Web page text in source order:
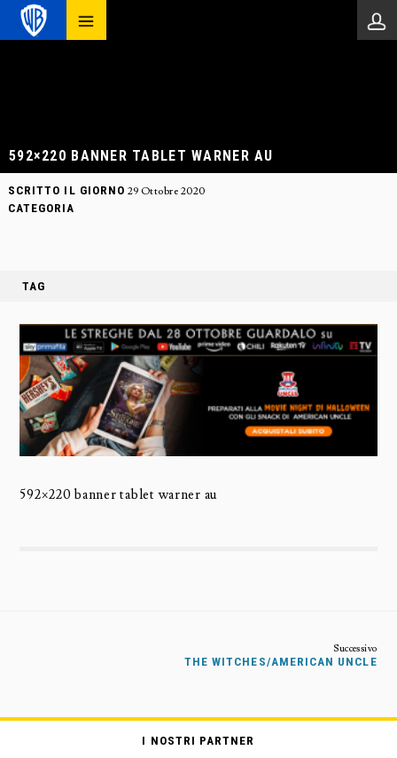
592×220 BANNER TABLET WARNER AU
SCRITTO IL GIORNO 29 Ottobre 2020
CATEGORIA
TAG
592×220 banner tablet warner au
THE WITCHES/AMERICAN UNCLE
I NOSTRI PARTNER